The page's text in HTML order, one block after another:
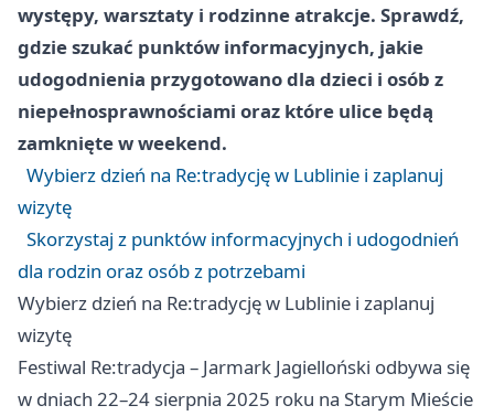
występy, warsztaty i rodzinne atrakcje. Sprawdź,
gdzie szukać punktów informacyjnych, jakie
udogodnienia przygotowano dla dzieci i osób z
niepełnosprawnościami oraz które ulice będą
zamknięte w weekend.
Wybierz dzień na Re:tradycję w Lublinie i zaplanuj
wizytę
Skorzystaj z punktów informacyjnych i udogodnień
dla rodzin oraz osób z potrzebami
Wybierz dzień na Re:tradycję w Lublinie i zaplanuj
wizytę
Festiwal Re:tradycja – Jarmark Jagielloński odbywa się
w dniach 22–24 sierpnia 2025 roku na Starym Mieście